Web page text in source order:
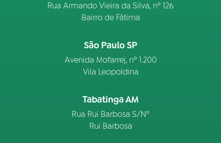
Rua Armando Vieira da Silva, nº 126
Bairro de Fátima
São Paulo SP
Avenida Mofarrej, nº 1.200
Vila Leopoldina
Tabatinga AM
Rua Rui Barbosa S/Nº
Rui Barbosa